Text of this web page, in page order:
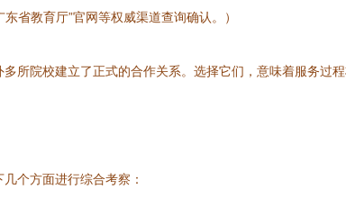
省教育厅”官网等权威渠道查询确认。）
所院校建立了正式的合作关系。选择它们，意味着服务过
个方面进行综合考察：